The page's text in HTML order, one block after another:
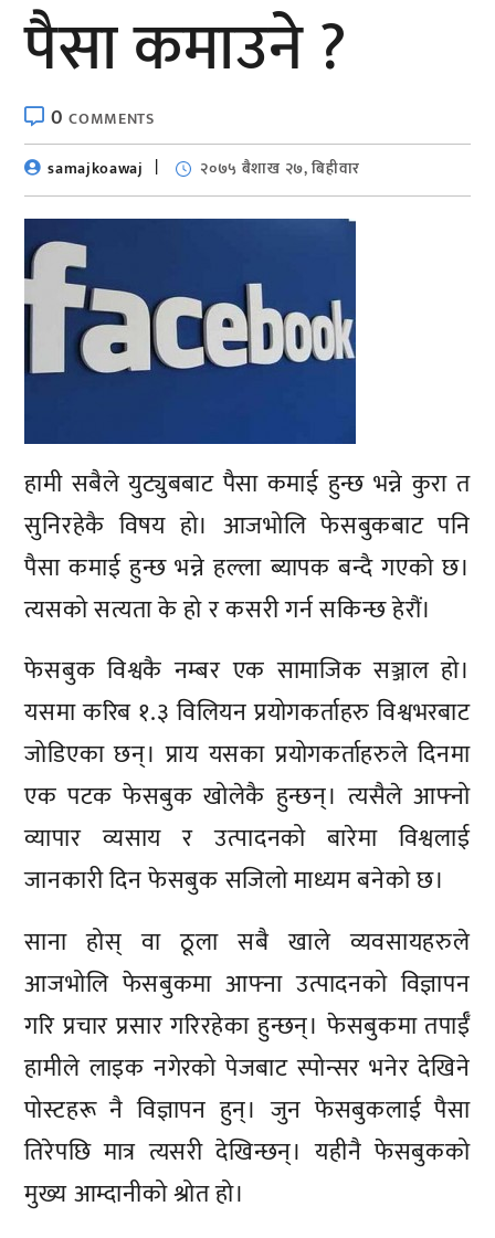
पैसा कमाउने ?
0COMMENTS
samajkoawaj
२०७५ बैशाख २७, बिहीवार
हामी सबैले युट्युबबाट पैसा कमाई हुन्छ भन्ने कुरा त
सुनिरहेकै विषय हो। आजभोलि फेसबुकबाट पनि
पैसा कमाई हुन्छ भन्ने हल्ला ब्यापक बन्दै गएको छ।
त्यसको सत्यता के हो र कसरी गर्न सकिन्छ हेरौं।
फेसबुक विश्वकै नम्बर एक सामाजिक सञ्जाल हो।
यसमा करिब १.३ विलियन प्रयोगकर्ताहरु विश्वभरबाट
जोडिएका छन्। प्राय यसका प्रयोगकर्ताहरुले दिनमा
एक पटक फेसबुक खोलेकै हुन्छन्। त्यसैले आफ्नो
व्यापार व्यसाय र उत्पादनको बारेमा विश्वलाई
जानकारी दिन फेसबुक सजिलो माध्यम बनेको छ।
साना होस् वा ठूला सबै खाले व्यवसायहरुले
आजभोलि फेसबुकमा आफ्ना उत्पादनको विज्ञापन
गरि प्रचार प्रसार गरिरहेका हुन्छन्। फेसबुकमा तपाईँ
हामीले लाइक नगेरको पेजबाट स्पोन्सर भनेर देखिने
पोस्टहरू नै विज्ञापन हुन्। जुन फेसबुकलाई पैसा
तिरेपछि मात्र त्यसरी देखिन्छन्। यहीनै फेसबुकको
मुख्य आम्दानीको श्रोत हो।